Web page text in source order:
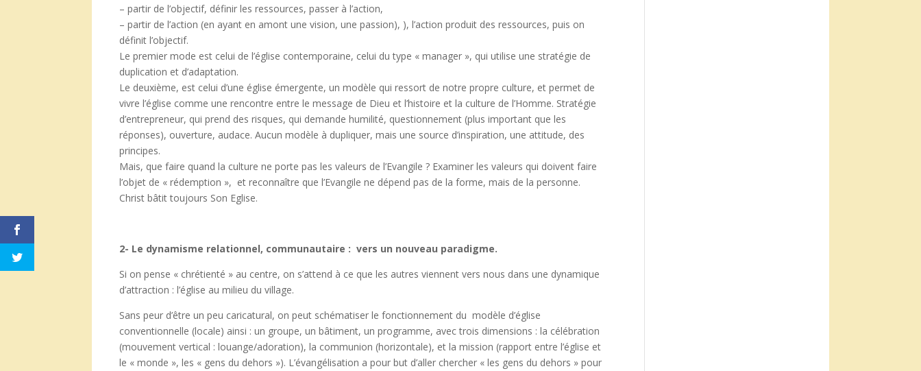
– partir de l’objectif, définir les ressources, passer à l’action,
– partir de l’action (en ayant en amont une vision, une passion), ), l’action produit des ressources, puis on
définit l’objectif.
Le premier mode est celui de l’église contemporaine, celui du type « manager », qui utilise une stratégie de
duplication et d’adaptation.
Le deuxième, est celui d’une église émergente, un modèle qui ressort de notre propre culture, et permet de
vivre l’église comme une rencontre entre le message de Dieu et l’histoire et la culture de l’Homme. Stratégie
d’entrepreneur, qui prend des risques, qui demande humilité, questionnement (plus important que les
réponses), ouverture, audace. Aucun modèle à dupliquer, mais une source d’inspiration, une attitude, des
principes.
Mais, que faire quand la culture ne porte pas les valeurs de l’Evangile ? Examiner les valeurs qui doivent faire
l’objet de « rédemption », et reconnaître que l’Evangile ne dépend pas de la forme, mais de la personne.
Christ bâtit toujours Son Eglise.
2- Le dynamisme relationnel, communautaire :vers un nouveau paradigme.
Si on pense « chrétienté » au centre, on s’attend à ce que les autres viennent vers nous dans une dynamique
d’attraction : l’église au milieu du village.
Sans peur d’être un peu caricatural, on peut schématiser le fonctionnement du modèle d’église
conventionnelle (locale) ainsi : un groupe, un bâtiment, un programme, avec trois dimensions : la célébration
(mouvement vertical : louange/adoration), la communion (horizontale), et la mission (rapport entre l’église et
le « monde », les « gens du dehors »). L’évangélisation a pour but d’aller chercher « les gens du dehors » pour